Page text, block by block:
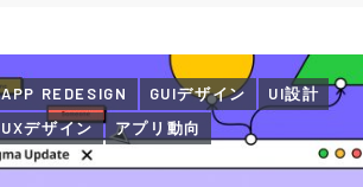
APP REDESIGN GUIデザイン
UI設計
UXデザイン
アプリ動向